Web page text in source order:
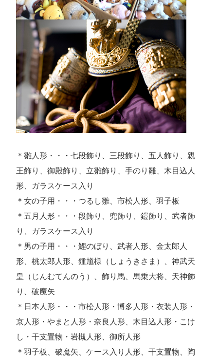
＊雛人形・・・七段飾り、三段飾り、五人飾り、親
王飾り、御殿飾り、立雛飾り、手のり雛、木目込人
形、ガラスケース入り
＊女の子用・・・つるし雛、市松人形、羽子板
＊五月人形・・・段飾り、兜飾り、鎧飾り、武者飾
り、ガラスケース入り
＊男の子用・・・鯉のぼり、武者人形、金太郎人
形、桃太郎人形、鍾馗様（しょうきさま）、神武天
皇（じんむてんのう）、飾り馬、馬乗大将、天神飾
り、破魔矢
＊日本人形・・・市松人形・博多人形・衣装人形・
京人形・やまと人形・奈良人形、木目込人形・こけ
し・干支置物・岩槻人形、御所人形
＊羽子板、破魔矢、ケース入り人形、干支置物、陶